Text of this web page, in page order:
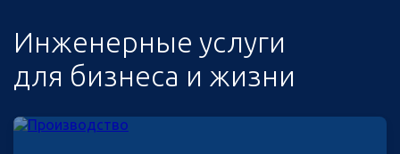
Инженерные услуги
для бизнеса и жизни